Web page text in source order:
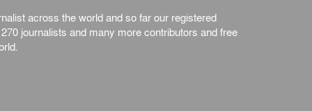
across the world and so far our registered
journalists and many more contributors and free